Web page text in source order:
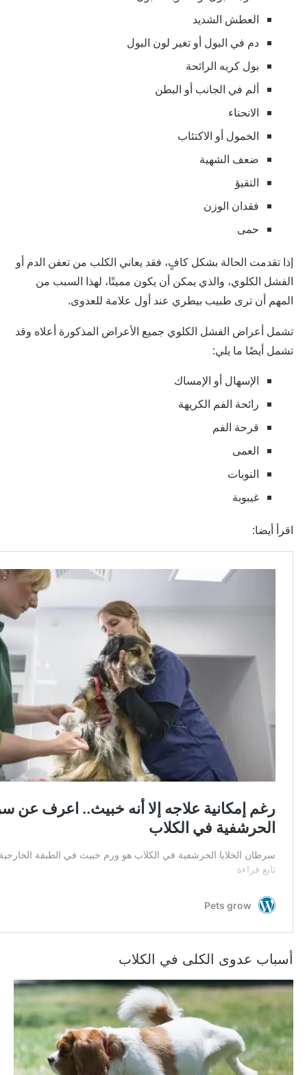
العطش الشديد
دم في البول أو تغير لون البول
بول كريه الرائحة
ألم في الجانب أو البطن
الانحناء
الخمول أو الاكتئاب
ضعف الشهية
التقيؤ
فقدان الوزن
حمى
إذا تقدمت الحالة بشكل كافٍ، فقد يعاني الكلب من تعفن الدم أو
الفشل الكلوي، والذي يمكن أن يكون مميتًا، لهذا السبب من
المهم أن ترى طبيب بيطري عند أول علامة للعدوى.
تشمل أعراض الفشل الكلوي جميع الأعراض المذكورة أعلاه وقد
تشمل أيضًا ما يلي:
الإسهال أو الإمساك
رائحة الفم الكريهة
قرحة الفم
العمى
النوبات
غيبوبة
اقرأ أيضا:
أسباب عدوى الكلى في الكلاب